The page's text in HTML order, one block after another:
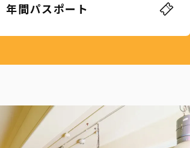
年間パスポート